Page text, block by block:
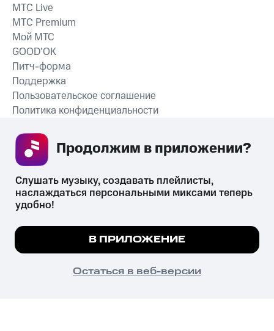
СКАЧАТЬ ПРИЛОЖЕНИЕ
MTС Live
MTС Premium
Мой МТС
GOOD’OK
Питч-форма
Поддержка
Пользовательское соглашение
Политика конфиденциальности
психотропных веществ, их аналогов причиняет вред здоровью,
их незаконный оборот запрещён и влечёт установленную
законодательством ответственность.
© 2026 ООО «КИОН».
Все права защищены
Мы используем куки, чтобы на сайте все
Подробнее
ПОНЯТНО
Слушать музыку, создавать плейлисты,
наслаждаться персональными миксами теперь
удобно!
В ПРИЛОЖЕНИЕ
Остаться в веб-версии